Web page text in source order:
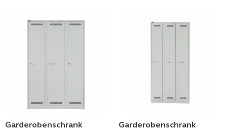
Garderobenschrank
Garderobenschrank